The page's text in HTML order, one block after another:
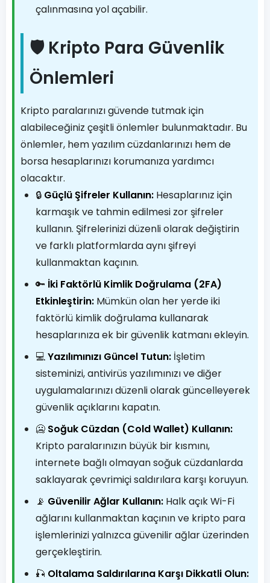
çalınmasına yol açabilir.
🛡️ Kripto Para Güvenlik
Önlemleri
Kripto paralarınızı güvende tutmak için
alabileceğiniz çeşitli önlemler bulunmaktadır. Bu
önlemler, hem yazılım cüzdanlarınızı hem de
borsa hesaplarınızı korumanıza yardımcı
olacaktır.
🔒 Güçlü Şifreler Kullanın: Hesaplarınız için
karmaşık ve tahmin edilmesi zor şifreler
kullanın. Şifrelerinizi düzenli olarak değiştirin
ve farklı platformlarda aynı şifreyi
kullanmaktan kaçının.
🔑 İki Faktörlü Kimlik Doğrulama (2FA)
Etkinleştirin: Mümkün olan her yerde iki
faktörlü kimlik doğrulama kullanarak
hesaplarınıza ek bir güvenlik katmanı ekleyin.
💻Yazılımınızı Güncel Tutun: İşletim
sisteminizi, antivirüs yazılımınızı ve diğer
uygulamalarınızı düzenli olarak güncelleyerek
güvenlik açıklarını kapatın.
🥶 Soğuk Cüzdan (Cold Wallet) Kullanın:
Kripto paralarınızın büyük bir kısmını,
internete bağlı olmayan soğuk cüzdanlarda
saklayarak çevrimiçi saldırılara karşı koruyun.
📡 Güvenilir Ağlar Kullanın: Halk açık Wi-Fi
ağlarını kullanmaktan kaçının ve kripto para
işlemlerinizi yalnızca güvenilir ağlar üzerinden
gerçekleştirin.
🎣 Oltalama Saldırılarına Karşı Dikkatli Olun: